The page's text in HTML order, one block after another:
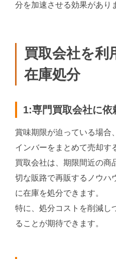
分を加速させる効果があり
買取会社を利
在庫処分
1:専門買取会社に依
賞味期限が迫っている場合
インバーをまとめて売却す
買取会社は、期限間近の商
切な販路で再販するノウハ
に在庫を処分できます。
特に、処分コストを削減し
ることが期待できます。